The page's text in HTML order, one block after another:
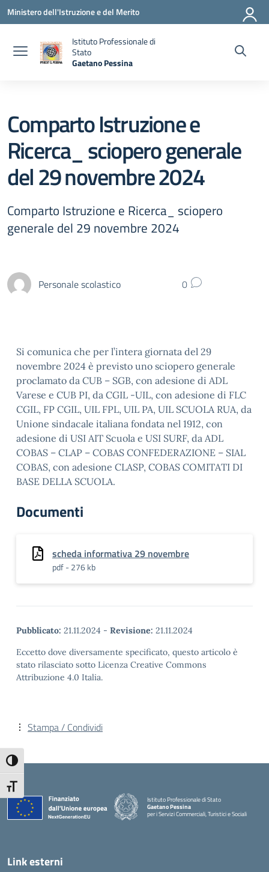
Attiva/disattiva alto contrasto
Attiva/disattiva dimensione testo
Vai ai contenuti
Vai al menu di navigazione
Vai al footer
Ministero dell'Istruzione e del Merito
Istituto Professionale di
Stato
Gaetano Pessina
Comparto Istruzione e
Ricerca_ sciopero generale
del 29 novembre 2024
Comparto Istruzione e Ricerca_ sciopero
generale del 29 novembre 2024
Personale scolastico 0
Si comunica che per l’intera giornata del 29
novembre 2024 è previsto uno sciopero generale
proclamato da CUB – SGB, con adesione di ADL
Varese e CUB PI, da CGIL -UIL, con adesione di FLC
CGIL, FP CGIL, UIL FPL, UIL PA, UIL SCUOLA RUA, da
Unione sindacale italiana fondata nel 1912, con
adesione di USI AIT Scuola e USI SURF, da ADL
COBAS – CLAP – COBAS CONFEDERAZIONE – SIAL
COBAS, con adesione CLASP, COBAS COMITATI DI
BASE DELLA SCUOLA.
Documenti
scheda informativa 29 novembre
pdf - 276 kb
Pubblicato: 21.11.2024 - Revisione: 21.11.2024
Eccetto dove diversamente specificato, questo articolo è
stato rilasciato sotto Licenza Creative Commons
Attribuzione 4.0 Italia.
Stampa / Condividi
Istituto Professionale di Stato
Gaetano Pessina
per i Servizi Commerciali, Turistici e Sociali
— Visita la pagina iniziale della scuola
Link esterni